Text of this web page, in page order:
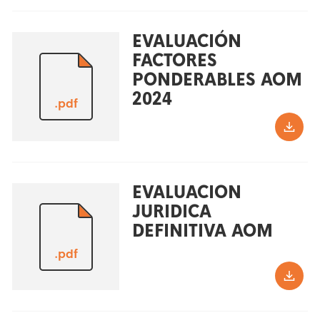
.pdf
EVALUACIÓN
FACTORES
PONDERABLES AOM
2024
.pdf
EVALUACION
JURIDICA
DEFINITIVA AOM